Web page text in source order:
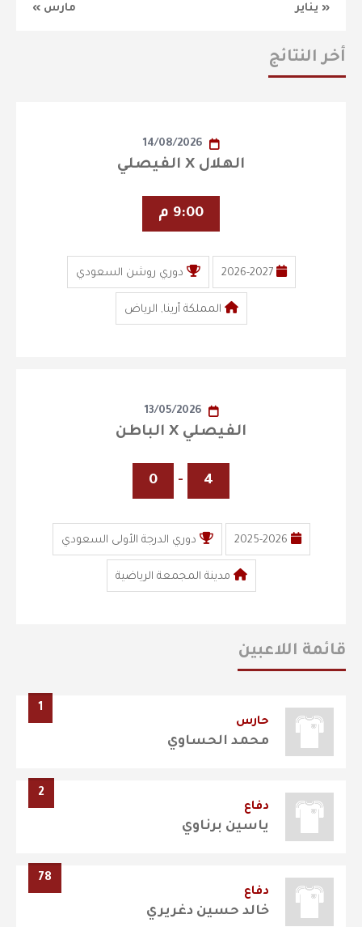
« يناير مارس »
أخر النتائج
14/08/2026
الهلال X الفيصلي
9:00 م
2026-2027 دوري روشن السعودي
المملكة أرينا, الرياض
13/05/2026
الفيصلي X الباطن
4
-
0
2025-2026 دوري الدرجة الأولى السعودي
مدينة المجمعة الرياضية
قائمة اللاعبين
1
حارس
محمد الحساوي
2
دفاع
ياسين برناوي
78
دفاع
خالد حسين دغريري